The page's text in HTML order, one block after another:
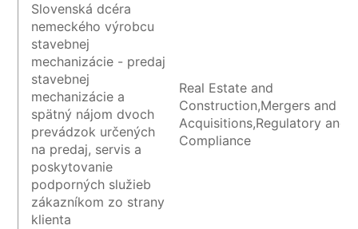
Slovenská dcéra
nemeckého výrobcu
stavebnej
mechanizácie - predaj
stavebnej
mechanizácie a
spätný nájom dvoch
prevádzok určených
na predaj, servis a
poskytovanie
podporných služieb
zákazníkom zo strany
klienta
Real Estate and
Construction,Mergers and
Acquisitions,Regulatory and
Compliance